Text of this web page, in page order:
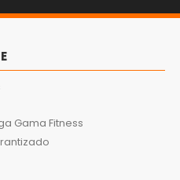
Gama Fitness